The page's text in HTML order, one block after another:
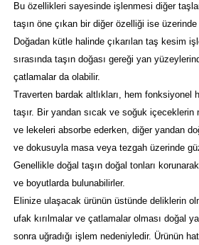
Bu özellikleri sayesinde işlenmesi diğer
taşın öne çıkan bir diğer özelliği ise üzerinde
Doğadan kütle halinde çıkarılan taş kesim
sırasında taşın doğası gereği yan
çatlamalar da olabilir.
Traverten bardak altlıkları, hem fonksiyonel
taşır. Bir yandan sıcak ve soğuk içeceklerin
ve lekeleri absorbe ederken, diğer yandan
ve dokusuyla masa veya tezgah üzerinde
Genellikle doğal taşın doğal tonları
ve boyutlarda bulunabilirler.
Elinize ulaşacak ürünün üstünde deliklerin
ufak kırılmalar ve çatlamalar olması doğal
sonra uğradığı işlem nedeniyledir. Ürünün